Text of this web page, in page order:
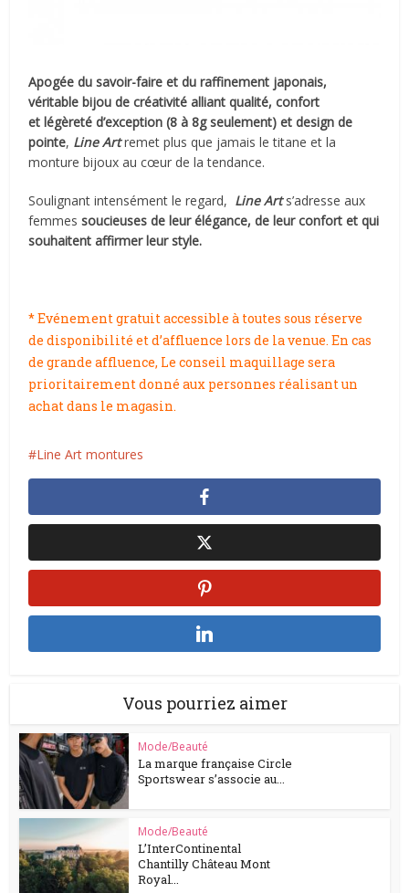
Apogée du savoir-faire et du raffinement japonais,
véritable bijou de créativitéalliant qualité, confort
et légèreté d’exception (8 à 8g seulement) et design de
pointe, Line Artremet plus que jamais le titane et la
monture bijoux au cœur de la tendance.
Soulignant intensément le regard, Line Arts’adresse aux
femmessoucieuses de leur élégance, de leur confort et qui
souhaitent affirmer leur style.
* Evénement gratuit accessible à toutes sous réserve
de disponibilité et d’affluence lors de la venue. En cas
de grande affluence, Le conseil maquillage sera
prioritairement donné aux personnes réalisant un
achat dans le magasin.
Line Art montures
Vous pourriez aimer
Mode/Beauté
La marque française Circle
Sportswear s’associe au...
Mode/Beauté
L’InterContinental
Chantilly Château Mont
Royal...